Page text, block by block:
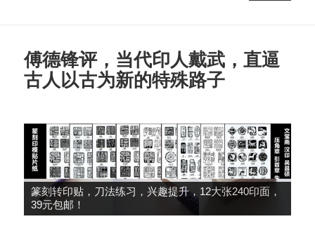
傅德锋评，当代印人戴武，直逼
古人以古为新的特殊路子
篆刻转印贴，刀法练习，兴趣提升，12大张240印面，
39元包邮！